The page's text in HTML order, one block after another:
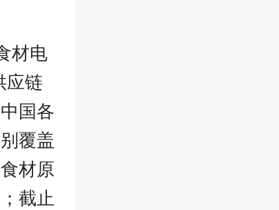
材电
应链
国各
覆盖
材原
截止